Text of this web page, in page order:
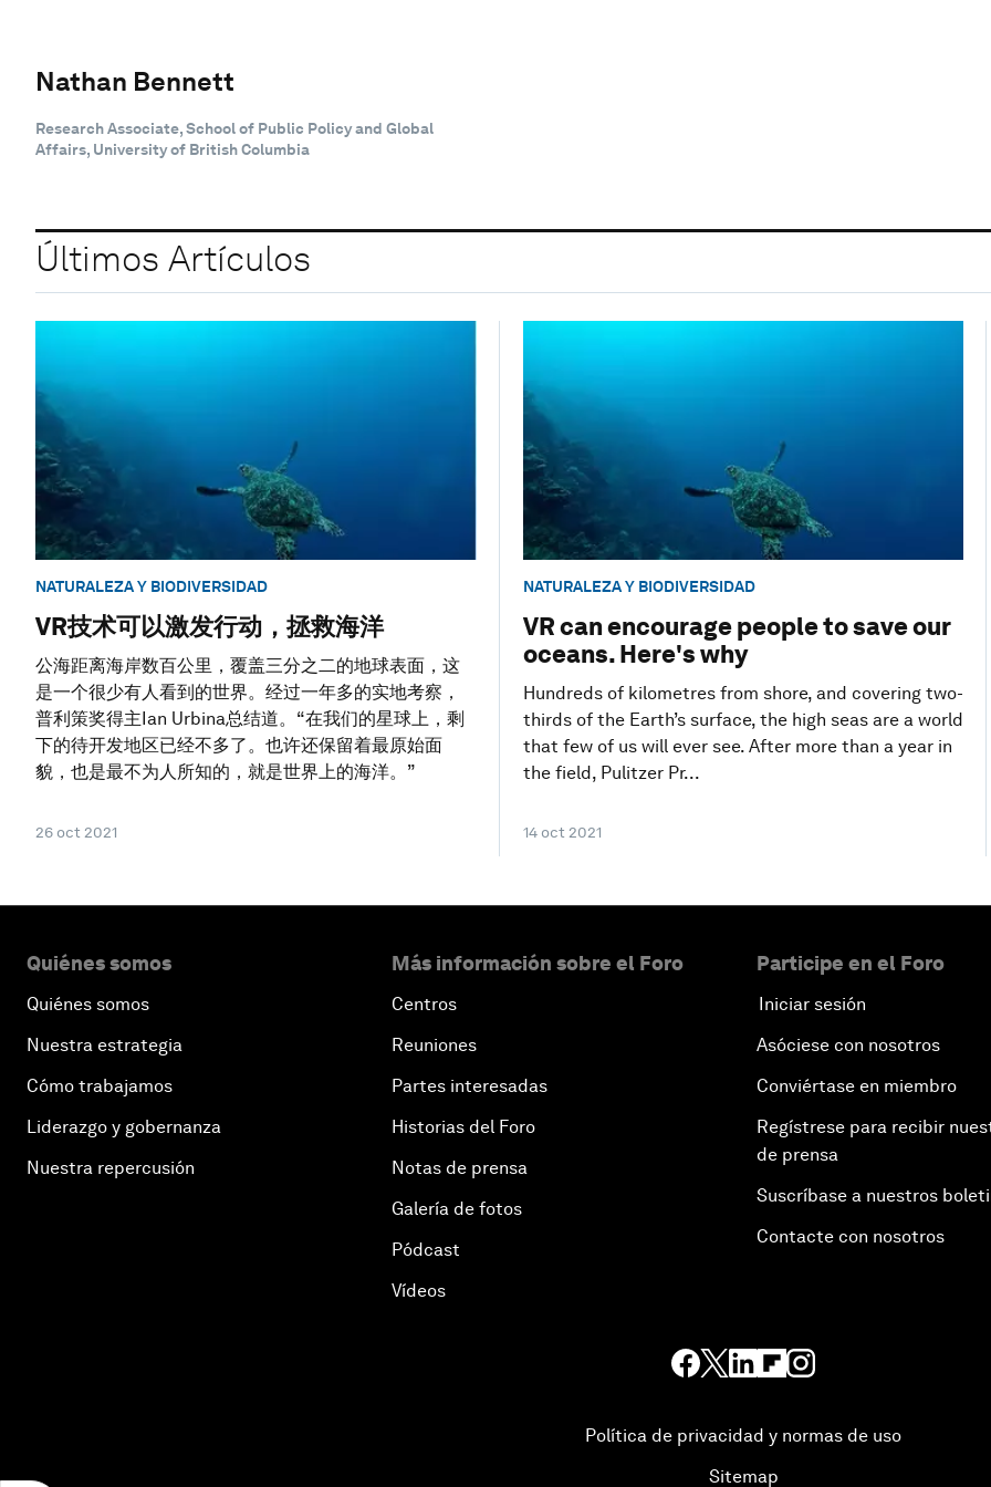
Nathan Bennett
Research Associate, School of Public Policy and Global
Affairs, University of British Columbia
Últimos Artículos
NATURALEZA Y BIODIVERSIDAD
VR技术可以激发行动，拯救海洋
公海距离海岸数百公里，覆盖三分之二的地球表面，这
是一个很少有人看到的世界。经过一年多的实地考察，
普利策奖得主Ian Urbina总结道。“在我们的星球上，剩
下的待开发地区已经不多了。也许还保留着最原始面
貌，也是最不为人所知的，就是世界上的海洋。”
26 oct 2021
NATURALEZA Y BIODIVERSIDAD
VR can encourage people to save our
oceans. Here's why
Hundreds of kilometres from shore, and covering two-
thirds of the Earth’s surface, the high seas are a world
that few of us will ever see. After more than a year in
the field, Pulitzer Pr...
14 oct 2021
Quiénes somos
Quiénes somos
Nuestra estrategia
Cómo trabajamos
Liderazgo y gobernanza
Nuestra repercusión
Más información sobre el Foro
Centros
Reuniones
Partes interesadas
Historias del Foro
Notas de prensa
Galería de fotos
Pódcast
Vídeos
Participe en el Foro
Iniciar sesión
Asóciese con nosotros
Conviértase en miembro
Regístrese para recibir
de prensa
Suscríbase a nuestros
Contacte con nosotros
Política de privacidad y normas de uso
Sitemap